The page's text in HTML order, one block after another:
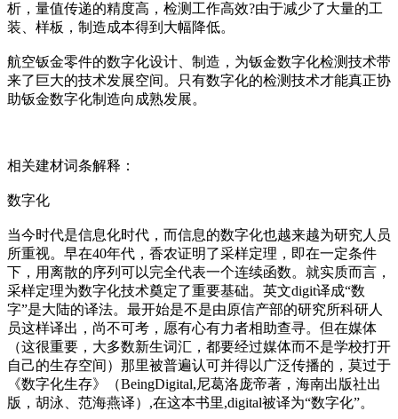
析，量值传递的精度高，检测工作高效?由于减少了大量的工
装、样板，制造成本得到大幅降低。
航空钣金零件的数字化设计、制造，为钣金数字化检测技术带
来了巨大的技术发展空间。只有数字化的检测技术才能真正协
助钣金数字化制造向成熟发展。
相关建材词条解释：
数字化
当今时代是信息化时代，而信息的数字化也越来越为研究人员
所重视。早在40年代，香农证明了采样定理，即在一定条件
下，用离散的序列可以完全代表一个连续函数。就实质而言，
采样定理为数字化技术奠定了重要基础。英文digit译成“数
字”是大陆的译法。最开始是不是由原信产部的研究所科研人
员这样译出，尚不可考，愿有心有力者相助查寻。但在媒体
（这很重要，大多数新生词汇，都要经过媒体而不是学校打开
自己的生存空间）那里被普遍认可并得以广泛传播的，莫过于
《数字化生存》（BeingDigital,尼葛洛庞帝著，海南出版社出
版，胡泳、范海燕译）,在这本书里,digital被译为“数字化”。